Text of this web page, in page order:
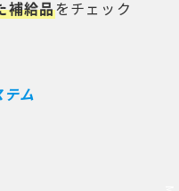
補給品をチェック
ム